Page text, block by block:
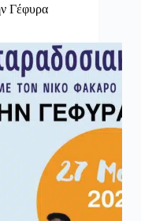
Γέφυρα